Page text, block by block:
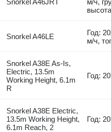
Snorkel A46JRT
м/ч,
Snorkel A46LE
Год:
м/ч,
Snorkel A38E As-Is,
Electric, 13.5m
Working Height, 6.1m
R
Год:
Snorkel A38E Electric,
13.5m Working Height,
6.1m Reach, 2
Год: